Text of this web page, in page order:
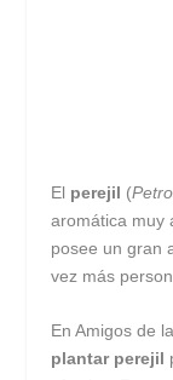
El perejil (
aromática muy
posee un gran
vez más
En Amigos de
plantar perejil